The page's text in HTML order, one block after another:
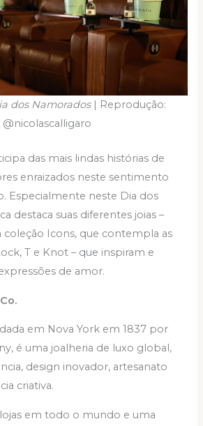
dos Namorados| Reprodução:
@nicolascalligaro
das mais lindas histórias de
enraizados neste sentimento
Especialmente neste Dia dos
destaca suas diferentes joias –
coleção Icons, que contempla as
T e Knot – que inspiram e
de amor.
em Nova York em 1837 por
é uma joalheria de luxo global,
design inovador, artesanato
criativa.
em todo o mundo e uma